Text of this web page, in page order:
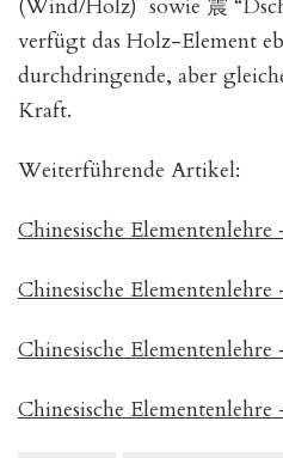
(Wind/Holz) sowie 震
verfügt das Holz-Element
durchdringende, aber
Kraft.
Weiterführende Artikel:
Chinesische
Chinesische
Chinesische
Chinesische